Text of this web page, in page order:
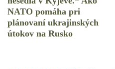
NATO pomáha pri
plánovaní ukrajinských
útokov na Rusko